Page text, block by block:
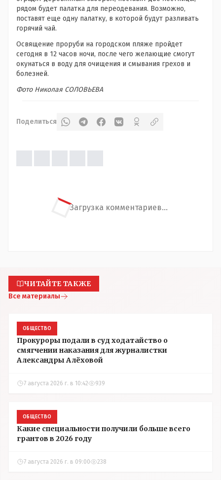
рядом будет палатка для переодевания. Возможно,
поставят еще одну палатку, в которой будут разливать
горячий чай.
Освящение проруби на городском пляже пройдет
сегодня в 12 часов ночи, после чего желающие смогут
окунаться в воду для очищения и смывания грехов и
болезней.
Фото Николая СОЛОВЬЕВА
Поделиться
Загрузка комментариев...
ЧИТАЙТЕ ТАКЖЕ
Все материалы
ОБЩЕСТВО
Прокуроры подали в суд ходатайство о
смягчении наказания для журналистки
Александры Алёховой
7 августа 2026 г. в 10:42 939
ОБЩЕСТВО
Какие специальности получили больше всего
грантов в 2026 году
7 августа 2026 г. в 09:00 238